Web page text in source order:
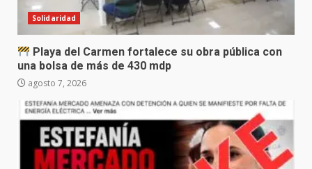
Solidaridad
Playa del Carmen fortalece su obra pública con
una bolsa de más de 430 mdp
agosto 7, 2026